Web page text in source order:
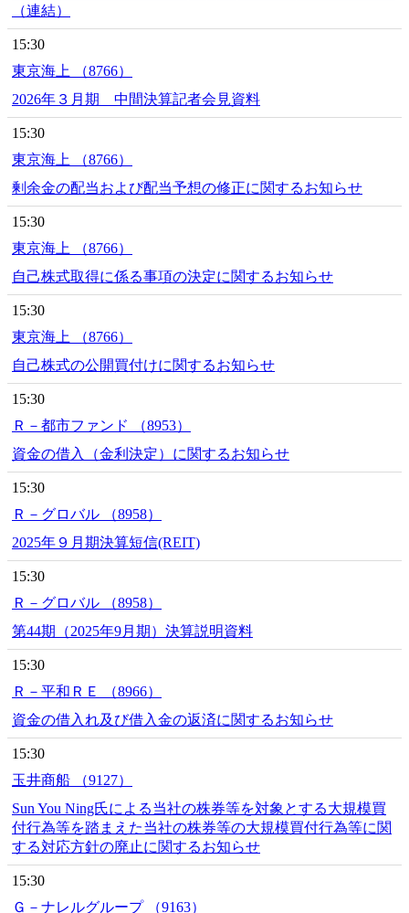
（連結）
15:30
東京海上 （8766）
2026年３月期 中間決算記者会見資料
15:30
東京海上 （8766）
剰余金の配当および配当予想の修正に関するお知らせ
15:30
東京海上 （8766）
自己株式取得に係る事項の決定に関するお知らせ
15:30
東京海上 （8766）
自己株式の公開買付けに関するお知らせ
15:30
Ｒ－都市ファンド （8953）
資金の借入（金利決定）に関するお知らせ
15:30
Ｒ－グロバル （8958）
2025年９月期決算短信(REIT)
15:30
Ｒ－グロバル （8958）
第44期（2025年9月期）決算説明資料
15:30
Ｒ－平和ＲＥ （8966）
資金の借入れ及び借入金の返済に関するお知らせ
15:30
玉井商船 （9127）
Sun You Ning氏による当社の株券等を対象とする大規模買
付行為等を踏まえた当社の株券等の大規模買付行為等に関
する対応方針の廃止に関するお知らせ
15:30
Ｇ－ナレルグループ （9163）